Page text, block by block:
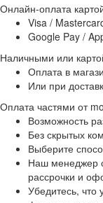
Онлайн-оплата
Visa /
Google Pay /
Наличными или
Оплата в
Или при
Оплата частями от
Возможность
Без скрытых
Выберите
Наш менеджер
рассрочки и
Убедитесь, что